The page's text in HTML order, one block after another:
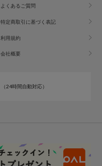
よくあるご質問
特定商取引に基づく表記
利用規約
会社概要
（24時間自動対応）